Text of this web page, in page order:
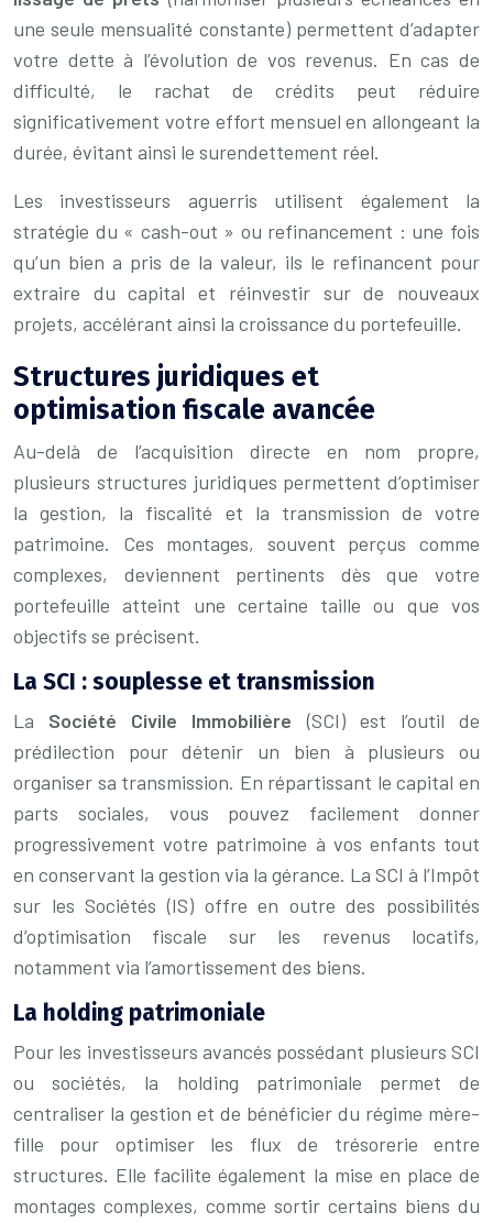
une seule mensualité constante) permettent d’adapter
votre dette à l’évolution de vos revenus. En cas de
difficulté, le rachat de crédits peut réduire
significativement votre effort mensuel en allongeant la
durée, évitant ainsi le surendettement réel.
Les investisseurs aguerris utilisent également la
stratégie du « cash-out » ou refinancement : une fois
qu’un bien a pris de la valeur, ils le refinancent pour
extraire du capital et réinvestir sur de nouveaux
projets, accélérant ainsi la croissance du portefeuille.
Structures juridiques et
optimisation fiscale avancée
Au-delà de l’acquisition directe en nom propre,
plusieurs structures juridiques permettent d’optimiser
la gestion, la fiscalité et la transmission de votre
patrimoine. Ces montages, souvent perçus comme
complexes, deviennent pertinents dès que votre
portefeuille atteint une certaine taille ou que vos
objectifs se précisent.
La SCI : souplesse et transmission
La Société Civile Immobilière (SCI) est l’outil de
prédilection pour détenir un bien à plusieurs ou
organiser sa transmission. En répartissant le capital en
parts sociales, vous pouvez facilement donner
progressivement votre patrimoine à vos enfants tout
en conservant la gestion via la gérance. La SCI à l’Impôt
sur les Sociétés (IS) offre en outre des possibilités
d’optimisation fiscale sur les revenus locatifs,
notamment via l’amortissement des biens.
La holding patrimoniale
Pour les investisseurs avancés possédant plusieurs SCI
ou sociétés, la holding patrimoniale permet de
centraliser la gestion et de bénéficier du régime mère-
fille pour optimiser les flux de trésorerie entre
structures. Elle facilite également la mise en place de
montages complexes, comme sortir certains biens du